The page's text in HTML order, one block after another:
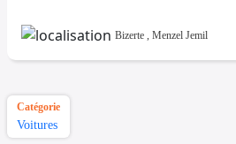
Bizerte , Menzel Jemil
Catégorie
Voitures